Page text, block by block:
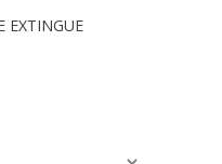
EXTINGUE